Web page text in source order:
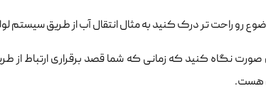
رو راحت تر درک کنید به مثال انتقال آب از طریق سیستم
هست.